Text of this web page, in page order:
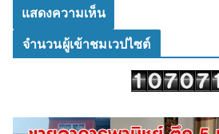
จำนวนผู้เข้าชมเวปไซต์